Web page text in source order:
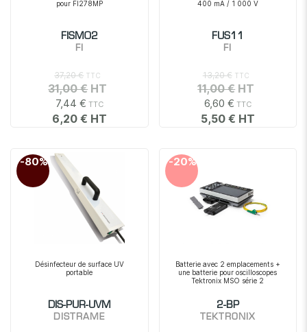
pour FI278MP
FISM02
FI
7,44 €
6,20 €
37,20 €
31,00 €
400 mA / 1 000 V
FUS11
FI
6,60 €
5,50 €
13,20 €
11,00 €
Désinfecteur de surface UV
portable
DIS-PUR-UVM
DISTRAME
-80%
Batterie avec 2 emplacements +
une batterie pour oscilloscopes
Tektronix MSO série 2
2-BP
TEKTRONIX
-20%